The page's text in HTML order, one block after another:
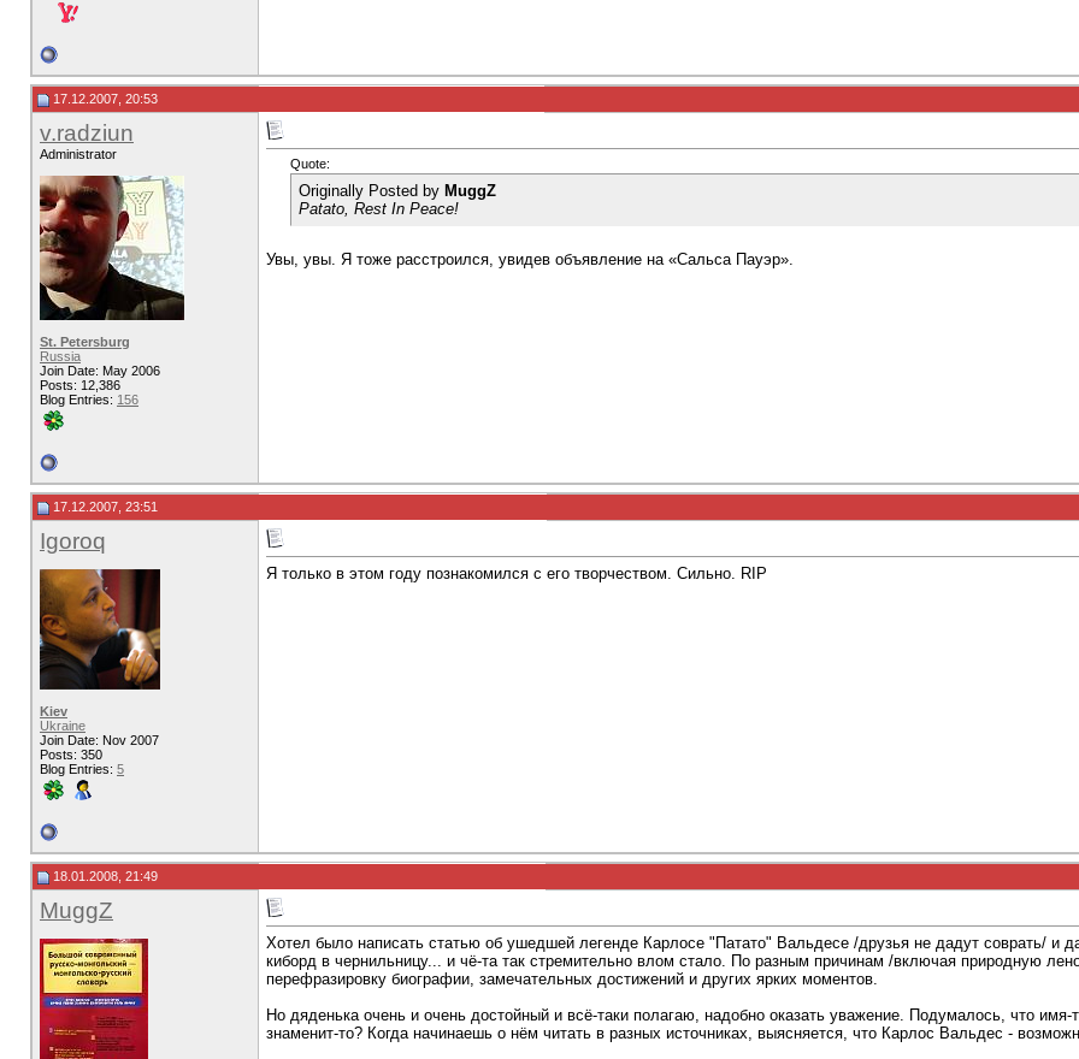
17.12.2007, 20:53
v.radziun
Administrator
St. Petersburg
Russia
Join Date: May 2006
Posts: 12,386
Blog Entries: 156
Quote:
Originally Posted by MuggZ
Patato, Rest In Peace!
Увы, увы. Я тоже расстроился, увидев объявление на «Сальса Пауэр».
17.12.2007, 23:51
Igoroq
Kiev
Ukraine
Join Date: Nov 2007
Posts: 350
Blog Entries: 5
Я только в этом году познакомился с его творчеством. Сильно. RIP
18.01.2008, 21:49
MuggZ
Хотел было написать статью об ушедшей легенде Карлосе "Патато" Вальдесе /друзья не дадут соврать/ и
киборд в чернильницу... и чё-та так стремительно влом стало. По разным причинам /включая природную
перефразировку биографии, замечательных достижений и других ярких моментов.
Но дяденька очень и очень достойный и всё-таки полагаю, надобно оказать уважение. Подумалось, что
знаменит-то? Когда начинаешь о нём читать в разных источниках, выясняется, что Карлос Вальдес -